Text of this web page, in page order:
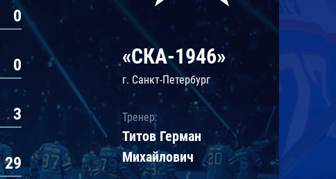
0
0
3
29
«СКА-1946»
г. Санкт-Петербург
Тренер:
Титов Герман
Михайлович